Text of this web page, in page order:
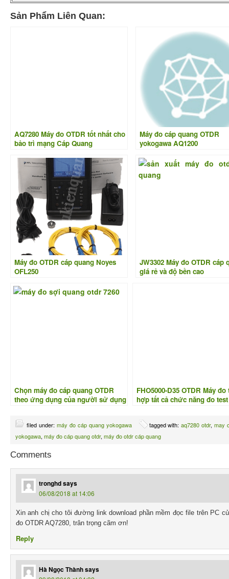
Sản Phẩm Liên Quan:
AQ7280 Máy đo OTDR tốt nhất cho
bảo trì mạng Cáp Quang
Máy đo cáp quang OTDR
yokogawa AQ1200
Máy đo OTDR cáp quang Noyes
OFL250
JW3302 Máy đo OTDR cáp
giá rẻ và độ bền cao
Chọn máy đo cáp quang OTDR
theo ứng dụng của người sử dụng
FHO5000-D35 OTDR Máy đo
hợp tất cả chức năng đo test
filed under: máy đo cáp quang yokogawa tagged with:aq7280 otdr,may
yokogawa, máy đo cáp quang otdr, máy đo otdr cáp quang
Comments
tronghdsays
06/08/2018 at 14:06
Xin anh chị cho tôi đường link download phần mềm đọc file trên PC
đo OTDR AQ7280, trân trọng cãm ơn!
Reply
Hà Ngọc Thànhsays